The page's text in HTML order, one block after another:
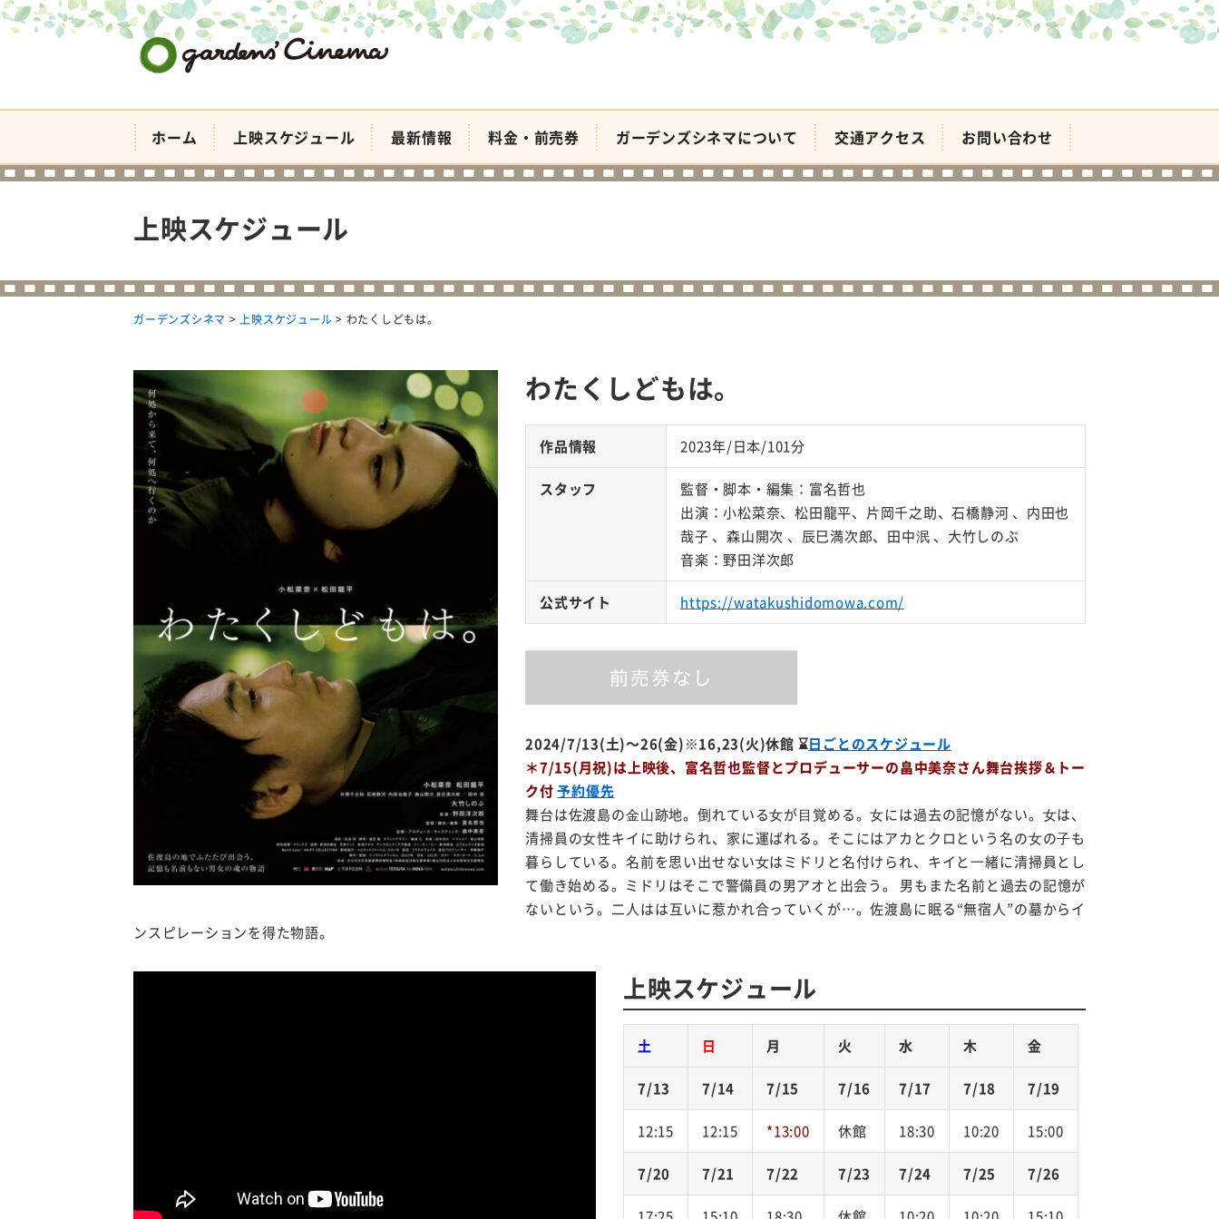
ホーム 上映スケジュール 最新情報 料金・前売券 ガーデンズシネマについて 交通アクセス お問い合わせ
上映スケジュール
ガーデンズシネマ >上映スケジュール > わたくしどもは。
わたくしどもは。
作品情報 2023年/日本/101分
スタッフ
監督・脚本・編集：富名哲也
出演：小松菜奈、松田龍平、片岡千之助、石橋静河 、内田也
哉子 、森山開次 、辰巳満次郎、田中泯 、大竹しのぶ
音楽：野田洋次郎
公式サイト https://watakushidomowa.com/
2024/7/13(土)～26(金)※16,23(火)休館 ⌛日ごとのスケジュール
＊7/15(月祝)は上映後、富名哲也監督とプロデューサーの畠中美奈さん舞台挨拶＆トー
ク付予約優先
舞台は佐渡島の⾦⼭跡地。倒れている⼥が⽬覚める。⼥には過去の記憶がない。⼥は、
清掃員の⼥性キイに助けられ、家に運ばれる。そこにはアカとクロという名の⼥の⼦も
暮らしている。名前を思い出せない⼥はミドリと名付けられ、キイと⼀緒に清掃員とし
て働き始める。ミドリはそこで警備員の男アオと出会う。 男もまた名前と過去の記憶が
ないという。二人はは互いに惹かれ合っていくが…。佐渡島に眠る“無宿人”の墓からイ
ンスピレーションを得た物語。
上映スケジュール
土 日 月 火 水 木 金
7/13 7/14 7/15 7/16 7/17 7/18 7/19
12:15 12:15 *13:00 休館 18:30 10:20 15:00
7/20 7/21 7/22 7/23 7/24 7/25 7/26